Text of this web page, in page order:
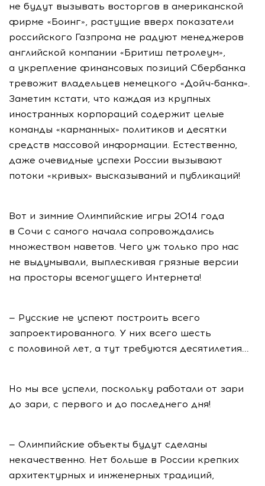
не будут вызывать восторгов в американской
фирме «Боинг», растущие вверх показатели
российского Газпрома не радуют менеджеров
английской компании «Бритиш петролеум»,
а укрепление финансовых позиций Сбербанка
тревожит владельцев немецкого «Дойч-банка».
Заметим кстати, что каждая из крупных
иностранных корпораций содержит целые
команды «карманных» политиков и десятки
средств массовой информации. Естественно,
даже очевидные успехи России вызывают
потоки «кривых» высказываний и публикаций!
Вот и зимние Олимпийские игры 2014 года
в Сочи с самого начала сопровождались
множеством наветов. Чего уж только про нас
не выдумывали, выплескивая грязные версии
на просторы всемогущего Интернета!
— Русские не успеют построить всего
запроектированного. У них всего шесть
с половиной лет, а тут требуются десятилетия...
Но мы все успели, поскольку работали от зари
до зари, с первого и до последнего дня!
— Олимпийские объекты будут сделаны
некачественно. Нет больше в России крепких
архитектурных и инженерных традиций,